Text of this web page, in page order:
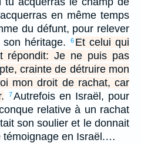
en même temps
du défunt, pour relever
héritage.
6 Et celui qui
répondit: Je ne puis pas
crainte de détruire mon
mon droit de rachat, car
7Autrefois en Israël, pour
relative à un rachat
son soulier et le donnait
témoignage en Israël.…